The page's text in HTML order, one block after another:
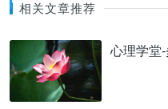
相关文章推荐
心理学堂